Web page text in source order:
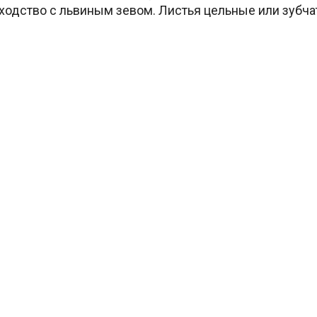
с львиным зевом. Листья цельные или